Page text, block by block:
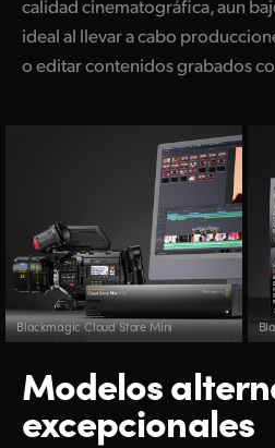
calidad cinematográfica, aun
ideal al llevar a cabo
o editar contenidos grabados
Blackmagic Cloud Store Mini
Modelos
excepcionales